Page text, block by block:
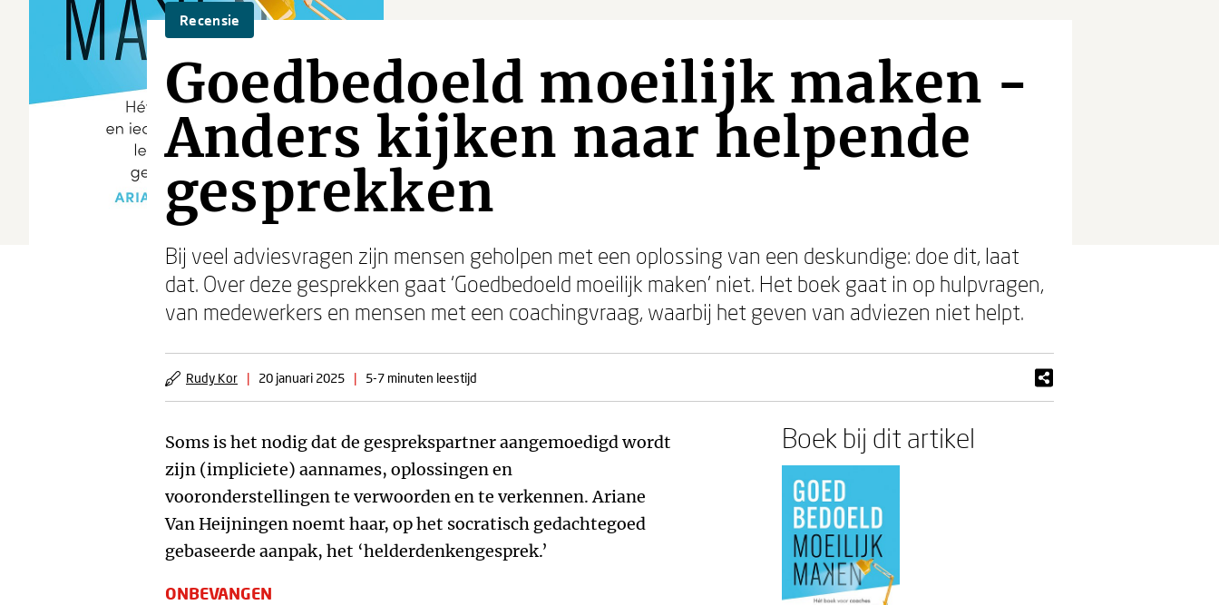
Recensie
Goedbedoeld moeilijk maken -
Anders kijken naar helpende
gesprekken
Bij veel adviesvragen zijn mensen geholpen met een oplossing van een deskundige: doe dit, laat
dat. Over deze gesprekken gaat ‘Goedbedoeld moeilijk maken’ niet. Het boek gaat in op hulpvragen,
van medewerkers en mensen met een coachingvraag, waarbij het geven van adviezen niet helpt.
Rudy Kor | 20 januari 2025 | 5-7 minuten leestijd
Soms is het nodig dat de gesprekspartner aangemoedigd wordt
zijn (impliciete) aannames, oplossingen en
vooronderstellingen te verwoorden en te verkennen. Ariane
Van Heijningen noemt haar, op het socratisch gedachtegoed
gebaseerde aanpak, het ‘helderdenkengesprek.’
ONBEVANGEN
Boek bij dit artikel